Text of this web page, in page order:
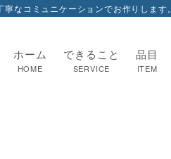
なコミュニケーションでお作りします。
ホーム
HOME
できること
SERVICE
品目
ITEM